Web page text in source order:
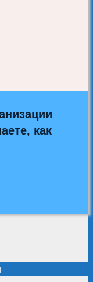
как